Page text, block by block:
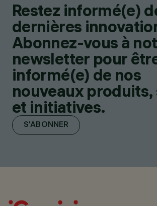
Restez informé(e)
dernières
Abonnez-vous à
newsletter pour
informé(e) de nos
nouveaux produits,
et initiatives.
S'ABONNER